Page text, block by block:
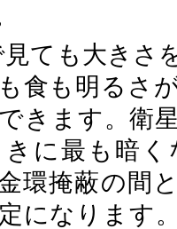
ても大きさ
食も明るさ
きます。衛
に最も暗
環掩蔽の間
になります